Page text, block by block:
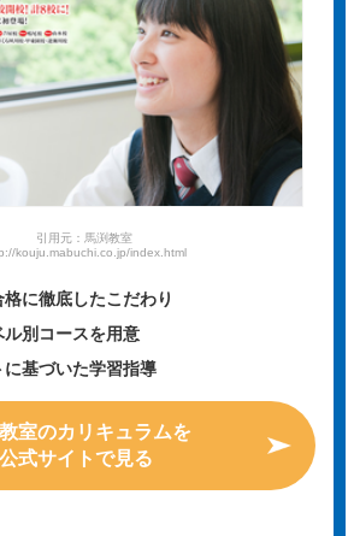
引用元：馬渕教室
kouju.mabuchi.co.jp/index.html
に徹底したこだわり
ル別コースを用意
に基づいた学習指導
室のカリキュラムを
公式サイトで見る